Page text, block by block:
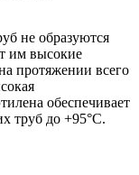
не образуются
им высокие
протяжении всего
обеспечивает
труб до +95°С.